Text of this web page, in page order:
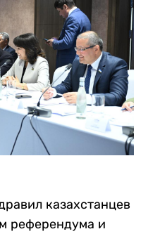
казахстанцев
референдума и